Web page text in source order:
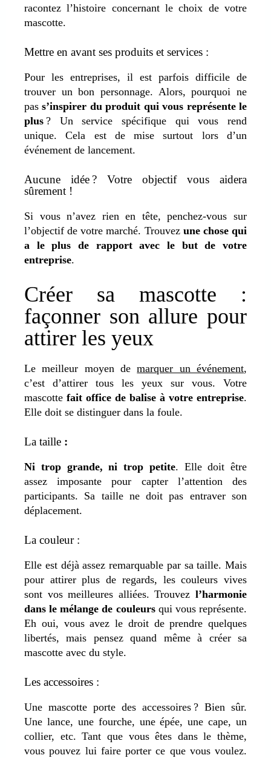
racontez l’histoire concernant le choix de votre
mascotte.
Mettre en avant ses produits et services :
Pour les entreprises, il est parfois difficile de
trouver un bon personnage. Alors, pourquoi ne
pass’inspirer du produit qui vous représente le
plus ? Un service spécifique qui vous rend
unique. Cela est de mise surtout lors d’un
événement de lancement.
Aucune idée ? Votre objectif vous aidera
sûrement !
Si vous n’avez rien en tête, penchez-vous sur
l’objectif de votre marché. Trouvez une chose qui
a le plus de rapport avec le but de votre
entreprise.
Créer sa mascotte :
façonner son allure pour
attirer les yeux
Le meilleur moyen demarquer un événement,
c’est d’attirer tous les yeux sur vous. Votre
mascotte fait office de balise à votre entreprise.
Elle doit se distinguer dans la foule.
La taille :
Ni trop grande, ni trop petite. Elle doit être
assez imposante pour capter l’attention des
participants. Sa taille ne doit pas entraver son
déplacement.
La couleur :
Elle est déjà assez remarquable par sa taille. Mais
pour attirer plus de regards, les couleurs vives
sont vos meilleures alliées.Trouvez l’harmonie
dans le mélange de couleurs qui vous représente.
Eh oui, vous avez le droit de prendre quelques
libertés, mais pensez quand même à créer sa
mascotte avec du style.
Les accessoires :
Une mascotte porte des accessoires ? Bien sûr.
Une lance, une fourche, une épée, une cape, un
collier, etc. Tant que vous êtes dans le thème,
vous pouvez lui faire porter ce que vous voulez.